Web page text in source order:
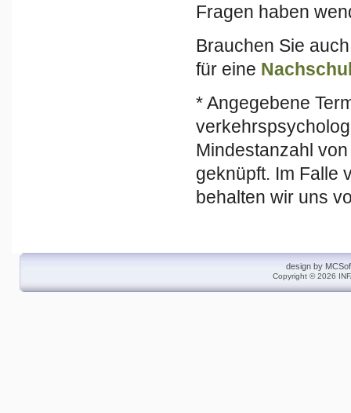
Fragen haben
Brauchen Sie
für eine
* Angegebene
Mindestanzahl
geknüpft. Im Falle
behalten wir uns
design by
Copyright © 2026